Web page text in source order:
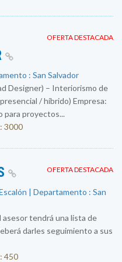
OFERTA DESTACADA
: San Salvador
Designer) – Interiorismo de
/ híbrido) Empresa:
para proyectos...
3000
OFERTA DESTACADA
| Departamento : San
asesor tendrá una lista de
darles seguimiento a sus
450